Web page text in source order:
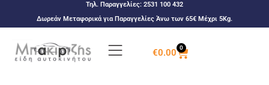
Τηλ. Παραγγελίες: 2531 100 432
Δωρεάν Μεταφορικά για Παραγγελίες Άνω των 65€ Μέχρι 5Kg.
€0.00 0